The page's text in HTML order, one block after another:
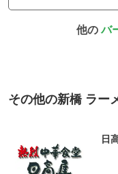
他のバ
その他の新橋 ラー
日